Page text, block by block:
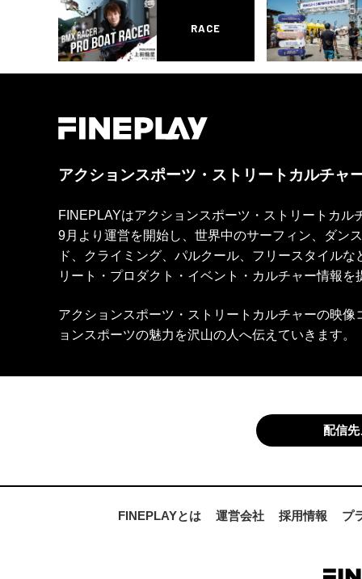
RACE
アクションスポーツ・ストリートカルチャ
FINEPLAYはアクションスポーツ・ストリートカ
9月より運営を開始し、世界中のサーフィン、ダン
ド、クライミング、パルクール、フリースタイル
リート・プロダクト・イベント・カルチャー情報を
アクションスポーツ・ストリートカルチャーの映
ョンスポーツの魅力を沢山の人へ伝えていきます。
配信
FINEPLAYとは 運営会社 採用情報 プ